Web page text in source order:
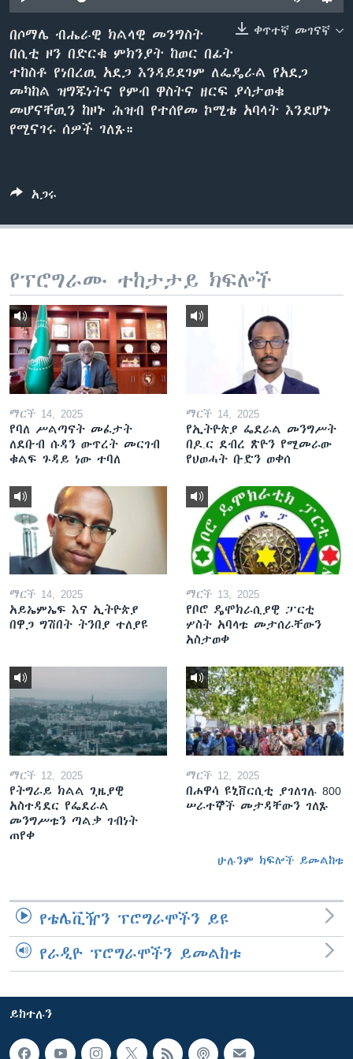
ቋንቋዎች
ቀጥተኛ መገናኛ
በሶማሌ ብሔራዊ ክልላዊ መንግስት
በሲቲ ዞን በድርቁ ምክንያት ከወር በፊት
ተከስቶ የነበረዉ አደጋ እንዳይደገም ለፌዴራል የአደጋ
መካከል ዝግጁነትና የምብ ዋስትና ዘርፍ ያሳታወቁ
መሆናቸዉን ከዞኑ ሕዝብ የተሰየመ ኮሚቴ አባላት እንደሆኑ
የሚናገሩ ሰዎች ገለጹ።
አጋሩ
የፕሮግራሙ ተከታታይ ክፍሎች
ማርች 14, 2025
የባለ ሥልጣናት መፈታት
ለደቡብ ሱዳን ውጥረት መርገብ
ቁልፍ ጉዳይ ነው ተባለ
ማርች 14, 2025
የኢትዮጵያ ፌደራል መንግሥት
በዶ.ር ደብረ ጽዮን የሚመራው
የህወሓት ቡድን ወቀሰ
ማርች 14, 2025
አይኤምኤፍ እና ኢትዮጵያ
በዋጋ ግሽበት ትንበያ ተለያዩ
ማርች 13, 2025
የቦሮ ዴሞክራሲያዊ ፓርቲ
ሦስት አባላቱ መታሰራቸውን
አስታወቀ
ማርች 12, 2025
የትግራይ ክልል ጊዜያዊ
አስተዳደር የፌደራል
መንግሥቱን ጣልቃ ገብነት
ጠየቀ
ማርች 12, 2025
በሐዋሳ ዩኒቨርሲቲ ያገለገሉ 800
ሠራተኞች መታዳቸውን ገለጹ
ሁሉንም ክፍሎች ይመልከቱ
የቴሌቪዥን ፕሮግራሞችን ይዩ
የራዲዮ ፕሮግራሞችን ይመልከቱ
ይከተሉን